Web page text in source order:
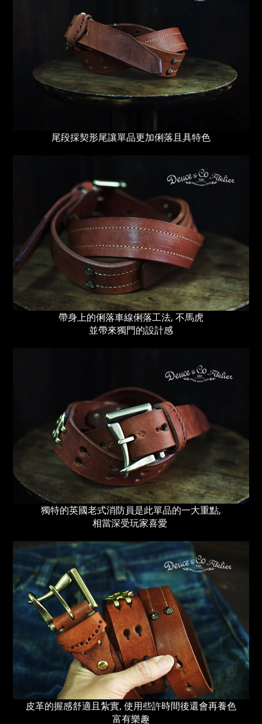
尾段採契形尾讓單品更加俐落且具特色
帶身上的俐落車線俐落工法, 不馬虎
並帶來獨門的設計感
獨特的英國老式消防員是此單品的一大重點,
相當深受玩家喜愛
皮革的握感舒適且紮實, 使用些許時間後還會再養色
富有樂趣